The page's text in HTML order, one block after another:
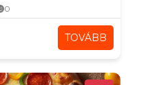
0
TOVÁBB